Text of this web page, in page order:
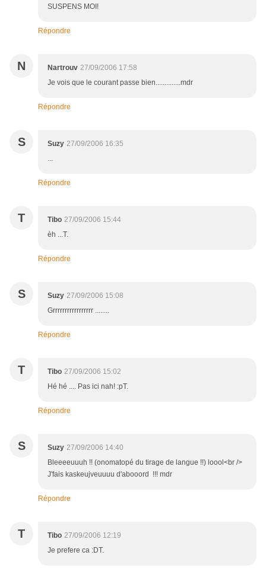
SUSPENS MOI!
Répondre
N Nartrouv 27/09/2006 17:58
Je vois que le courant passe bien..............mdr
Répondre
S Suzy 27/09/2006 16:35
...
Répondre
T Tibo 27/09/2006 15:44
èh ...T.
Répondre
S Suzy 27/09/2006 15:08
Grrrrrrrrrrrrrrrrr ........
Répondre
T Tibo 27/09/2006 15:02
Hé hé .... Pas ici nah! :pT.
Répondre
S Suzy 27/09/2006 14:40
Bleeeeuuuh !! (onomatopé du tirage de langue !!) loool<br />
J'fais kaskeujveuuuu d'abooord !!! mdr
Répondre
T Tibo 27/09/2006 12:19
Je prefere ca :DT.